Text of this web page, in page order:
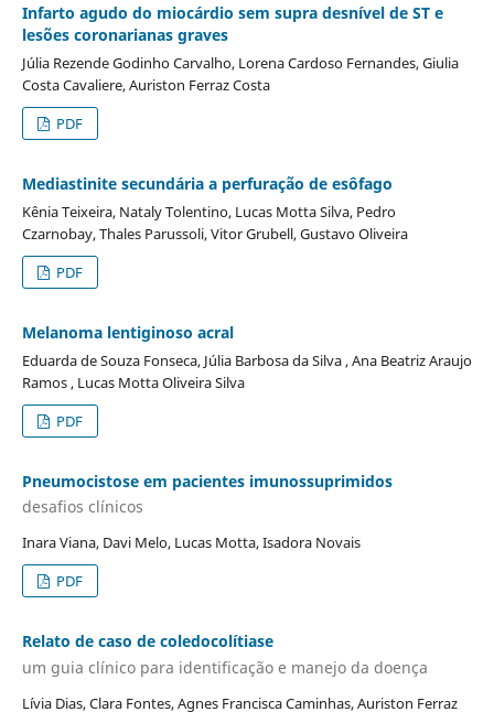
Infarto agudo do miocárdio sem supra desnível de ST e
lesões coronarianas graves
Júlia Rezende Godinho Carvalho, Lorena Cardoso Fernandes, Giulia
Costa Cavaliere, Auriston Ferraz Costa
PDF
Mediastinite secundária a perfuração de esôfago
Kênia Teixeira, Nataly Tolentino, Lucas Motta Silva, Pedro
Czarnobay, Thales Parussoli, Vitor Grubell, Gustavo Oliveira
PDF
Melanoma lentiginoso acral
Eduarda de Souza Fonseca, Júlia Barbosa da Silva , Ana Beatriz Araujo
Ramos , Lucas Motta Oliveira Silva
PDF
Pneumocistose em pacientes imunossuprimidos
desafios clínicos
Inara Viana, Davi Melo, Lucas Motta, Isadora Novais
PDF
Relato de caso de coledocolítiase
um guia clínico para identificação e manejo da doença
Lívia Dias, Clara Fontes, Agnes Francisca Caminhas, Auriston Ferraz